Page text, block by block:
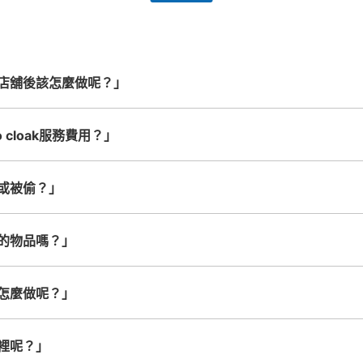
舖後該怎麼做呢？」
服務費用？」
被偷？」
物品嗎？」
麼做呢？」
呢？」